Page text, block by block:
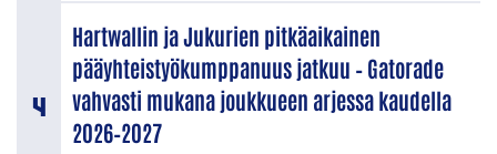
Hartwallin ja Jukurien pitkäaikainen
pääyhteistyökumppanuus jatkuu – Gatorade
vahvasti mukana joukkueen arjessa kaudella
2026–2027